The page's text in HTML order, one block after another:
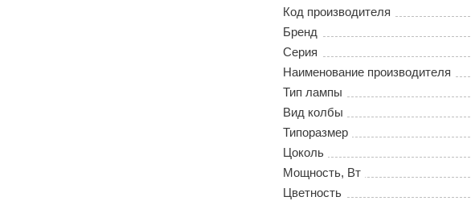
Код производителя
Бренд
Серия
Наименование производителя
Тип лампы
Вид колбы
Типоразмер
Цоколь
Мощность, Вт
Цветность